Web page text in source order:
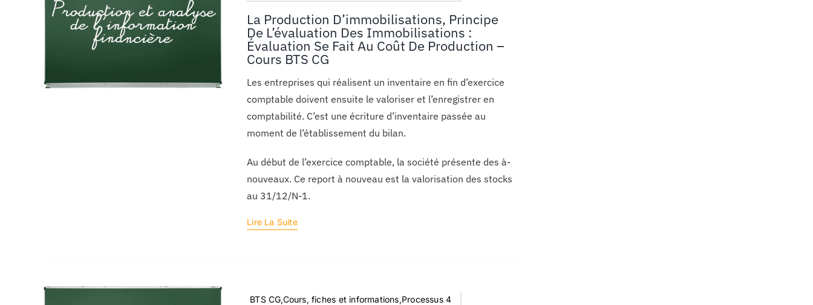
La Production D’immobilisations, Principe
De L’évaluation Des Immobilisations :
Évaluation Se Fait Au Coût De Production –
Cours BTS CG
Les entreprises qui réalisent un inventaire en fin d’exercice
comptable doivent ensuite le valoriser et l’enregistrer en
comptabilité. C’est une écriture d’inventaire passée au
moment de l’établissement du bilan.
Au début de l’exercice comptable, la société présente des à-
nouveaux. Ce report à nouveau est la valorisation des stocks
au 31/12/N-1.
Lire La Suite
BTS CG,Cours, fiches et informations,Processus 4